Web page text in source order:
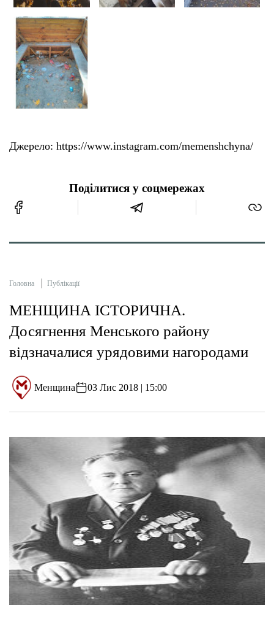
Джерело: https://www.instagram.com/memenshchyna/
Поділитися у соцмережах
Головна Публікації
МЕНЩИНА ІСТОРИЧНА.
Досягнення Менського району
відзначалися урядовими нагородами
Менщина 03 Лис 2018 | 15:00